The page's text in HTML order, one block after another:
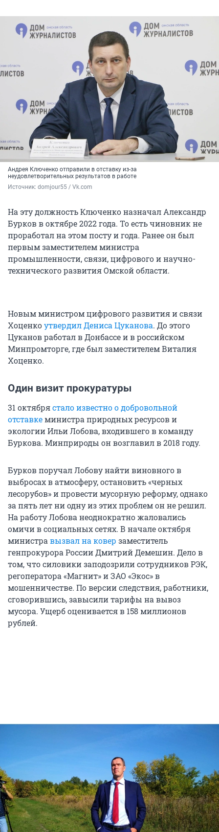
Андрея Ключенко отправили в отставку из-за
неудовлетворительных результатов в работе
Источник: domjour55 / Vk.com
На эту должность Ключенко назначал Александр
Бурков в октябре 2022 года. То есть чиновник не
проработал на этом посту и года. Ранее он был
первым заместителем министра
промышленности, связи, цифрового и научно-
технического развития Омской области.
Новым министром цифрового развития и связи
Хоценкоутвердил Дениса Цуканова. До этого
Цуканов работал в Донбассе и в российском
Минпромторге, где был заместителем Виталия
Хоценко.
Один визит прокуратуры
31 октябрястало известно о добровольной
отставкеминистра природных ресурсов и
экологии Ильи Лобова, входившего в команду
Буркова. Минприроды он возглавил в 2018 году.
Бурков поручал Лобову найти виновного в
выбросах в атмосферу, остановить «черных
лесорубов» и провести мусорную реформу, однако
за пять лет ни одну из этих проблем он не решил.
На работу Лобова неоднократно жаловались
омичи в социальных сетях. В начале октября
министра вызвал на ковер заместитель
генпрокурора России Дмитрий Демешин. Дело в
том, что силовики заподозрили сотрудников РЭК,
регоператора «Магнит» и ЗАО «Экос» в
мошенничестве. По версии следствия, работники,
сговорившись, завысили тарифы на вывоз
мусора. Ущерб оценивается в 158 миллионов
рублей.